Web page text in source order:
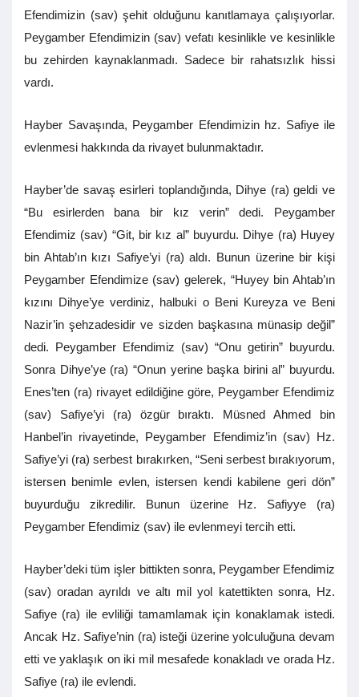
Efendimizin (sav) şehit olduğunu kanıtlamaya çalışıyorlar.
Peygamber Efendimizin (sav) vefatı kesinlikle ve kesinlikle
bu zehirden kaynaklanmadı. Sadece bir rahatsızlık hissi
vardı.
Hayber Savaşında, Peygamber Efendimizin hz. Safiye ile
evlenmesi hakkında da rivayet bulunmaktadır.
Hayber’de savaş esirleri toplandığında, Dihye (ra) geldi ve
“Bu esirlerden bana bir kız verin” dedi. Peygamber
Efendimiz (sav) “Git, bir kız al” buyurdu. Dihye (ra) Huyey
bin Ahtab’ın kızı Safiye’yi (ra) aldı. Bunun üzerine bir kişi
Peygamber Efendimize (sav) gelerek, “Huyey bin Ahtab’ın
kızını Dihye’ye verdiniz, halbuki o Beni Kureyza ve Beni
Nazir’in şehzadesidir ve sizden başkasına münasip değil”
dedi. Peygamber Efendimiz (sav) “Onu getirin” buyurdu.
Sonra Dihye’ye (ra) “Onun yerine başka birini al” buyurdu.
Enes’ten (ra) rivayet edildiğine göre, Peygamber Efendimiz
(sav) Safiye’yi (ra) özgür bıraktı. Müsned Ahmed bin
Hanbel’in rivayetinde, Peygamber Efendimiz’in (sav) Hz.
Safiye’yi (ra) serbest bırakırken, “Seni serbest bırakıyorum,
istersen benimle evlen, istersen kendi kabilene geri dön”
buyurduğu zikredilir. Bunun üzerine Hz. Safiyye (ra)
Peygamber Efendimiz (sav) ile evlenmeyi tercih etti.
Hayber’deki tüm işler bittikten sonra, Peygamber Efendimiz
(sav) oradan ayrıldı ve altı mil yol katettikten sonra, Hz.
Safiye (ra) ile evliliği tamamlamak için konaklamak istedi.
Ancak Hz. Safiye’nin (ra) isteği üzerine yolculuğuna devam
etti ve yaklaşık on iki mil mesafede konakladı ve orada Hz.
Safiye (ra) ile evlendi.